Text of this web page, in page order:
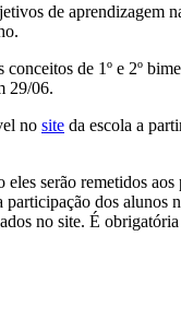
de aprendizagem
de 1º e 2º
29/06.
no site da escola a
serão remetidos
dos alunos
no site. É